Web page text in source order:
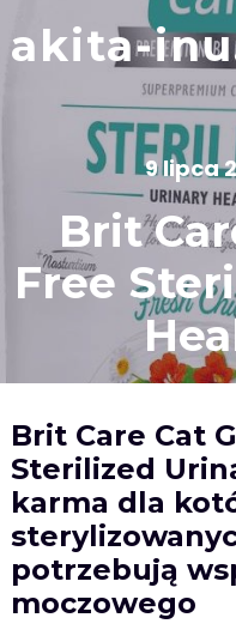
to
content
akita-
9 lipca
Brit
Free
Brit Care Cat
Sterilized
karma dla
potrzebują
moczowego